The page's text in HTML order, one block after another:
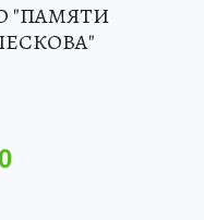
"ПАМЯТИ
0